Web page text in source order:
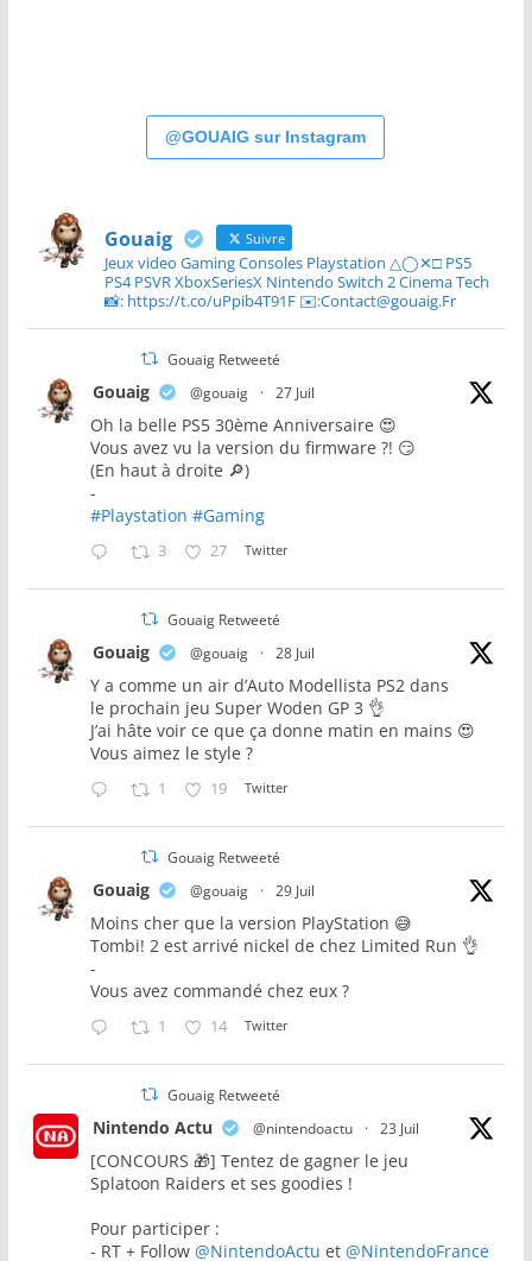
@GOUAIG sur Instagram
Gouaig Suivre
Jeux video Gaming Consoles Playstation △◯✕□ PS5
PS4 PSVR XboxSeriesX Nintendo Switch 2 Cinema Tech
📸: https://t.co/uPpib4T91F ✉️:Contact@gouaig.Fr
Gouaig Retweeté
Gouaig @gouaig · 27 Juil
Oh la belle PS5 30ème Anniversaire 😍
Vous avez vu la version du firmware ?! 😏
(En haut à droite 🔎)
-
#Playstation #Gaming
3 27 Twitter
Gouaig Retweeté
Gouaig @gouaig · 28 Juil
Y a comme un air d’Auto Modellista PS2 dans
le prochain jeu Super Woden GP 3 👌
J’ai hâte voir ce que ça donne matin en mains 😍
Vous aimez le style ?
1 19 Twitter
Gouaig Retweeté
Gouaig @gouaig · 29 Juil
Moins cher que la version PlayStation 😅
Tombi! 2 est arrivé nickel de chez Limited Run 👌
-
Vous avez commandé chez eux ?
1 14 Twitter
Gouaig Retweeté
Nintendo Actu @nintendoactu · 23 Juil
[CONCOURS 🎁] Tentez de gagner le jeu
Splatoon Raiders et ses goodies !
Pour participer :
- RT + Follow @NintendoActu et @NintendoFrance